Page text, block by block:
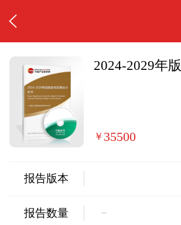
2024-2029年
￥ 35500
报告版本
报告数量 −